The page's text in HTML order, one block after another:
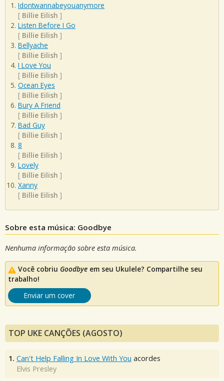
Idontwannabeyouanymore
[ Billie Eilish ]
Listen Before I Go
[ Billie Eilish ]
Bellyache
[ Billie Eilish ]
I Love You
[ Billie Eilish ]
Ocean Eyes
[ Billie Eilish ]
Bury A Friend
[ Billie Eilish ]
Bad Guy
[ Billie Eilish ]
8
[ Billie Eilish ]
Lovely
[ Billie Eilish ]
Xanny
[ Billie Eilish ]
Sobre esta música: Goodbye
Nenhuma informação sobre esta música.
Você cobriu Goodbye em seu Ukulele? Compartilhe seu
trabalho!
Enviar um cover
TOP UKE CANÇÕES (AGOSTO)
1. Can't Help Falling In Love With You acordes
Elvis Presley